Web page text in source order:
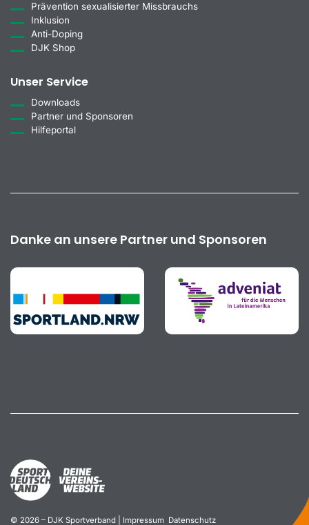
Prävention sexualisierter Missbrauchs
Inklusion
Anti-Doping
DJK Shop
Unser Service
Downloads
Partner und Sponsoren
Hilfeportal
Danke an unsere Partner und Sponsoren
© 2026 – DJK Sportverband | Impressum Datenschutz